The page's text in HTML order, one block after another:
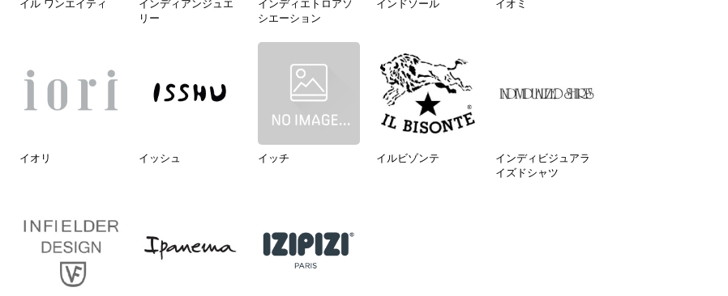
イル ワンエイティ
インディアンジュエ
リー
インディエトロアソ
シエーション
インドソール イオミ
イオリ イッシュ イッチ イルビゾンテ
インディビジュアラ
イズドシャツ